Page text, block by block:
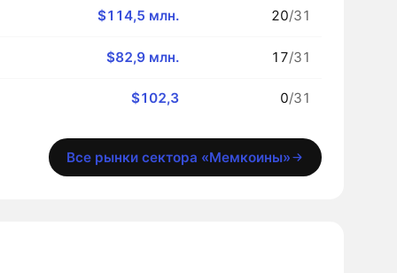
$114,5 млн. 20/31
$82,9 млн. 17/31
$102,3 0/31
Все рынки сектора «Мемкоины»